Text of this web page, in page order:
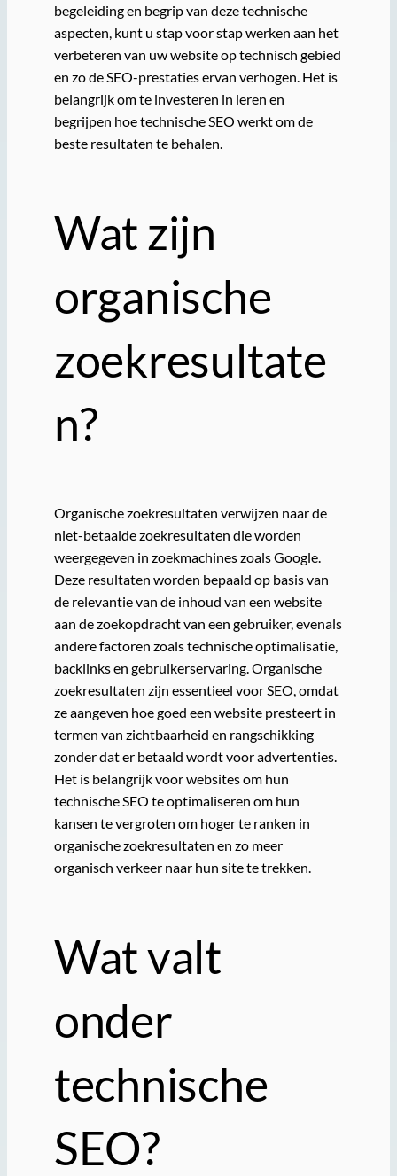
begeleiding en begrip van deze technische
aspecten, kunt u stap voor stap werken aan het
verbeteren van uw website op technisch gebied
en zo de SEO-prestaties ervan verhogen. Het is
belangrijk om te investeren in leren en
begrijpen hoe technische SEO werkt om de
beste resultaten te behalen.
Wat zijn
organische
zoekresultate
n?
Organische zoekresultaten verwijzen naar de
niet-betaalde zoekresultaten die worden
weergegeven in zoekmachines zoals Google.
Deze resultaten worden bepaald op basis van
de relevantie van de inhoud van een website
aan de zoekopdracht van een gebruiker, evenals
andere factoren zoals technische optimalisatie,
backlinks en gebruikerservaring. Organische
zoekresultaten zijn essentieel voor SEO, omdat
ze aangeven hoe goed een website presteert in
termen van zichtbaarheid en rangschikking
zonder dat er betaald wordt voor advertenties.
Het is belangrijk voor websites om hun
technische SEO te optimaliseren om hun
kansen te vergroten om hoger te ranken in
organische zoekresultaten en zo meer
organisch verkeer naar hun site te trekken.
Wat valt
onder
technische
SEO?